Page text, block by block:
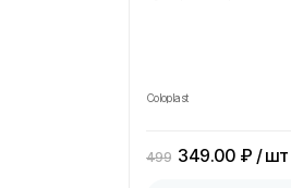
Coloplast
499 349.00 ₽ / шт